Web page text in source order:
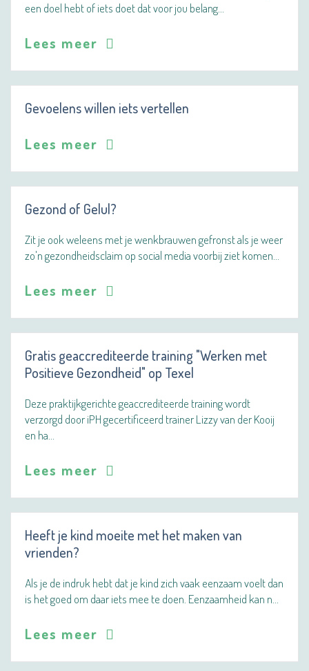
een doel hebt of iets doet dat voor jou belang…
Lees meer
Gevoelens willen iets vertellen
Lees meer
Gezond of Gelul?
Zit je ook weleens met je wenkbrauwen gefronst als je weer
zo'n gezondheidsclaim op social media voorbij ziet komen…
Lees meer
Gratis geaccrediteerde training "Werken met
Positieve Gezondheid" op Texel
Deze praktijkgerichte geaccrediteerde training wordt
verzorgd door iPH gecertificeerd trainer Lizzy van der Kooij
en ha…
Lees meer
Heeft je kind moeite met het maken van
vrienden?
Als je de indruk hebt dat je kind zich vaak eenzaam voelt dan
is het goed om daar iets mee te doen. Eenzaamheid kan n…
Lees meer